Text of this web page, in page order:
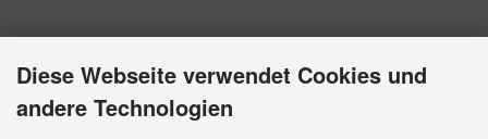
Diese Webseite verwendet Cookies und
andere Technologien